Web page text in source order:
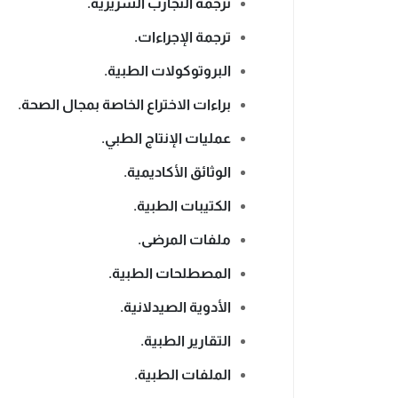
ترجمة التجارب السريرية.
ترجمة الإجراءات.
البروتوكولات الطبية.
براءات الاختراع الخاصة بمجال الصحة.
عمليات الإنتاج الطبي.
الوثائق الأكاديمية.
الكتيبات الطبية.
ملفات المرضى.
المصطلحات الطبية.
الأدوية الصيدلانية.
التقارير الطبية.
الملفات الطبية.